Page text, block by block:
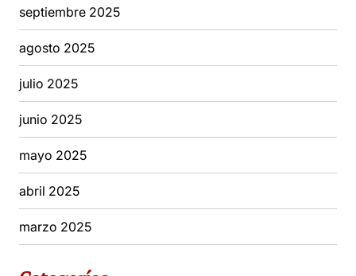
septiembre 2025
agosto 2025
julio 2025
junio 2025
mayo 2025
abril 2025
marzo 2025